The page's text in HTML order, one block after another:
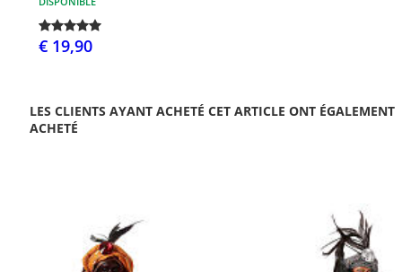
€ 19,90
LES CLIENTS AYANT ACHETÉ CET ARTICLE ONT ÉGALEMENT
ACHETÉ